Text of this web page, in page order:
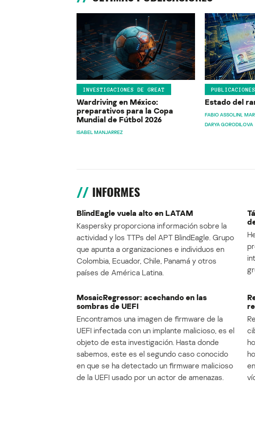
INVESTIGACIONES DE GREAT
Wardriving en México:
preparativos para la Copa
Mundial de Fútbol 2026
ISABEL MANJARREZ
PUBLICACIONES
Estado del
FABIO ASSOLINI
DARYA GORODILOVA
INFORMES
BlindEagle vuela alto en LATAM
Kaspersky proporciona información sobre la
actividad y los TTPs del APT BlindEagle. Grupo
que apunta a organizaciones e individuos en
Colombia, Ecuador, Chile, Panamá y otros
países de América Latina.
MosaicRegressor: acechando en las
sombras de UEFI
Encontramos una imagen de firmware de la
UEFI infectada con un implante malicioso, es el
objeto de esta investigación. Hasta donde
sabemos, este es el segundo caso conocido
en que se ha detectado un firmware malicioso
de la UEFI usado por un actor de amenazas.